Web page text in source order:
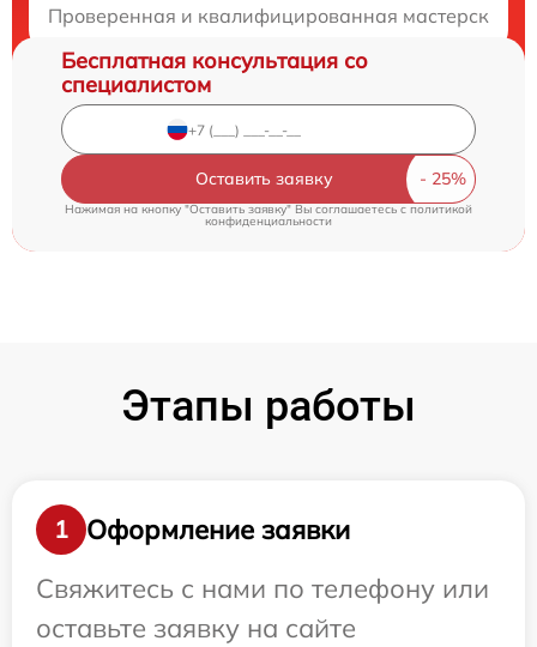
Проверенная и квалифицированная мастерская.
Бесплатная консультация со
специалистом
Оставить заявку
Нажимая на кнопку "Оставить заявку" Вы соглашаетесь c политикой
конфиденциальности
Этапы работы
1
Оформление заявки
Свяжитесь с нами по телефону или
оставьте заявку на сайте